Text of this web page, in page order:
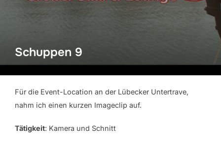
Schuppen 9
Für die Event-Location an der Lübecker Untertrave,
nahm ich einen kurzen Imageclip auf.
Tätigkeit: Kamera und Schnitt